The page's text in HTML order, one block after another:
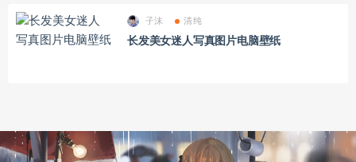
子沫 清纯
长发美女迷人写真图片电脑壁纸